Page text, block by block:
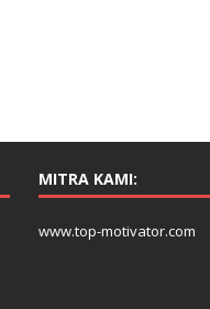
MITRA KAMI:
www.top-motivator.com